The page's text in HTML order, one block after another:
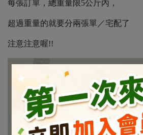
每張訂單，總重量限5公斤內，
超過重量的就要分兩張單／宅配了
注意注意喔!!